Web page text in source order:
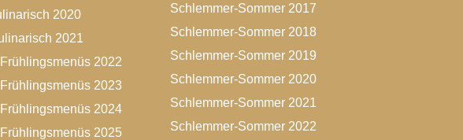
2020
2021
2022
2023
2024
2025
Schlemmer-Sommer 2017
Schlemmer-Sommer 2018
Schlemmer-Sommer 2019
Schlemmer-Sommer 2020
Schlemmer-Sommer 2021
Schlemmer-Sommer 2022